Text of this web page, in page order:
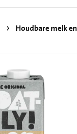
Houdbare melk